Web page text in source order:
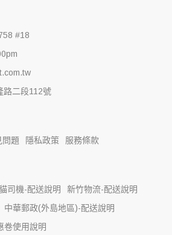
#18
路二段112號
問題 隱私政策 服務條款
司機-配送說明
新竹物流-配送說明
中華郵政(外島地區)-配送說明
卷使用說明